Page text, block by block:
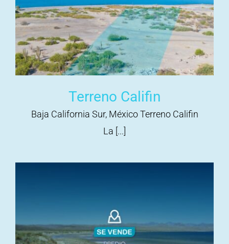
Terreno Califin
Baja California Sur, México Terreno Califin
La [...]